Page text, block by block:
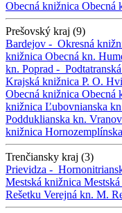
Obecná knižnica Obecná
Prešovský kraj (9)
Bardejov - Okresná
knižnica Obecná kn.
kn. Poprad -
Krajská knižnica P. O.
Obecná knižnica Obecná
knižnica Ľubovnianska
Podduklianska kn.
knižnica
Trenčiansky kraj (3)
Prievidza -
Mestská knižnica
Rešetku Verejná kn. M.